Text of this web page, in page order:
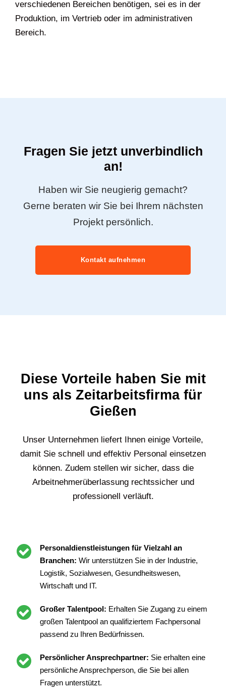
verschiedenen Bereichen benötigen, sei es in der
Produktion, im Vertrieb oder im administrativen
Bereich.
Fragen Sie jetzt unverbindlich
an!
Haben wir Sie neugierig gemacht?
Gerne beraten wir Sie bei Ihrem nächsten
Projekt persönlich.
Kontakt aufnehmen
Diese Vorteile haben Sie mit
uns als Zeitarbeitsfirma für
Gießen
Unser Unternehmen liefert Ihnen einige Vorteile,
damit Sie schnell und effektiv Personal einsetzen
können. Zudem stellen wir sicher, dass die
Arbeitnehmerüberlassung rechtssicher und
professionell verläuft.
Personaldienstleistungen für Vielzahl an
Branchen: Wir unterstützen Sie in der Industrie,
Logistik, Sozialwesen, Gesundheitswesen,
Wirtschaft und IT.
Großer Talentpool: Erhalten Sie Zugang zu einem
großen Talentpool an qualifiziertem Fachpersonal
passend zu Ihren Bedürfnissen.
Persönlicher Ansprechpartner: Sie erhalten eine
persönliche Ansprechperson, die Sie bei allen
Fragen unterstützt.